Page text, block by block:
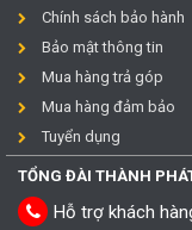
Chính sách bảo hành
Bảo mật thông tin
Mua hàng trả góp
Mua hàng đảm bảo
Tuyển dụng
TỔNG ĐÀI THÀNH
Hỗ trợ khách